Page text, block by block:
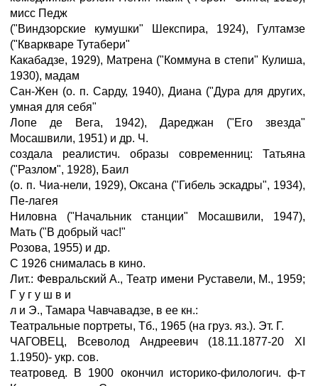
мисс Педж
("Виндзорские кумушки" Шекспира, 1924), Гултамзе
("Кваркваре Тутабери"
Какабадзе, 1929), Матрена ("Коммуна в степи" Кулиша,
1930), мадам
Сан-Жен (о. п. Сарду, 1940), Диана ("Дура для других,
умная для себя"
Лопе де Вега, 1942), Дареджан ("Его звезда"
Мосашвили, 1951) и др. Ч.
создала реалистич. образы современниц: Татьяна
("Разлом", 1928), Баил
(о. п. Чиа-нели, 1929), Оксана ("Гибель эскадры", 1934),
Пе-лагея
Ниловна ("Начальник станции" Мосашвили, 1947),
Мать ("В добрый час!"
Розова, 1955) и др.
С 1926 снималась в кино.
Лит.: Февральский А., Театр имени Руставели, М., 1959;
Г у г у ш в и
л и Э., Тамара Чавчавадзе, в ее кн.:
Театральные портреты, Тб., 1965 (на груз. яз.). Эт. Г.
ЧАГОВЕЦ, Всеволод Андреевич (18.11.1877-20 XI
1.1950)- укр. сов.
театровед. В 1900 окончил историко-филологич. ф-т